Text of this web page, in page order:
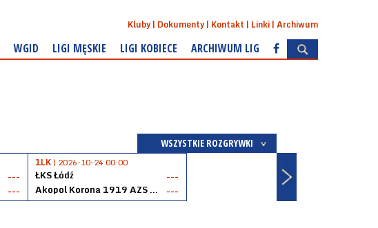
Kluby Dokumenty Kontakt Linki Archiwum
WGID LIGI MĘSKIE LIGI KOBIECE ARCHIWUM LIG
WSZYSTKIE ROZGRYWKI
---
---
1LK | 2026-10-24 00:00
ŁKS Łódź
---
Akopol Korona 1919 AZS PK Kraków
---